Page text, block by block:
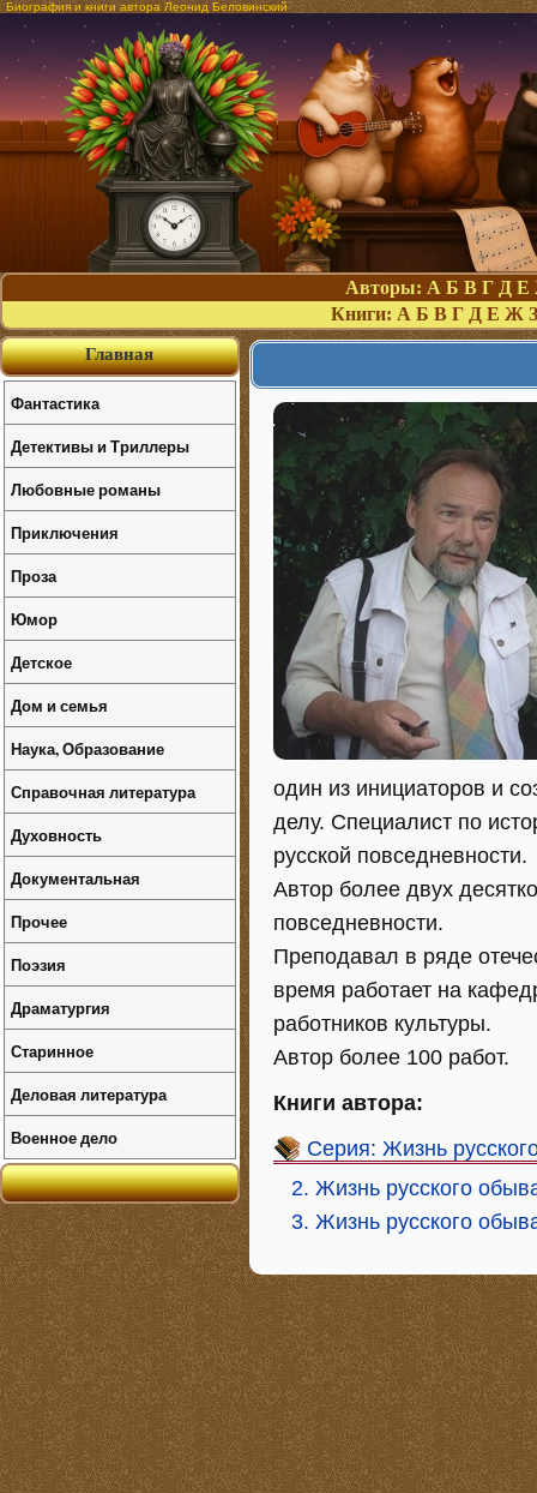
Биография и книги автора Леонид Беловинский
Авторы: А Б В Г Д Е
Книги: А Б В Г Д Е Ж З
один из инициаторов и
делу. Специалист по
русской повседневности.
Автор более двух
повседневности.
Преподавал в ряде
время работает на
работников культуры.
Автор более 100 работ.
Книги автора:
Серия: Жизнь
2. Жизнь русского
3. Жизнь русского
Главная
Фантастика
Детективы и Триллеры
Любовные романы
Приключения
Проза
Юмор
Детское
Дом и семья
Наука, Образование
Справочная литература
Духовность
Документальная
Прочее
Поэзия
Драматургия
Старинное
Деловая литература
Военное дело